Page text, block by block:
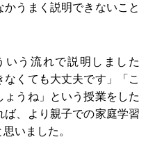
うまく説明できないこと
う流れで説明しました
くても大丈夫です」「こ
ょうね」という授業をした
ば、より親子での家庭学習
いました。